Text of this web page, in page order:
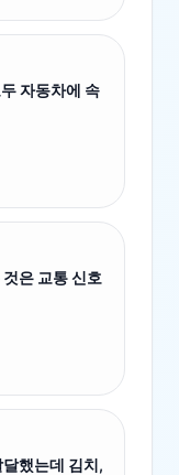
자동차에 속
은 교통 신호
했는데 김치,